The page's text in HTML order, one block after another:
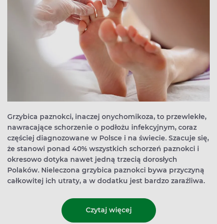
Grzybica paznokci, inaczej onychomikoza, to przewlekłe,
nawracające schorzenie o podłożu infekcyjnym, coraz
częściej diagnozowane w Polsce i na świecie. Szacuje się,
że stanowi ponad 40% wszystkich schorzeń paznokci i
okresowo dotyka nawet jedną trzecią dorosłych
Polaków. Nieleczona grzybica paznokci bywa przyczyną
całkowitej ich utraty, a w dodatku jest bardzo zaraźliwa.
Czytaj więcej